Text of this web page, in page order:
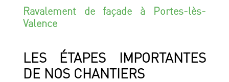
Ravalement de façade à Portes-lès-
Valence
LES ÉTAPES IMPORTANTES
DE NOS CHANTIERS